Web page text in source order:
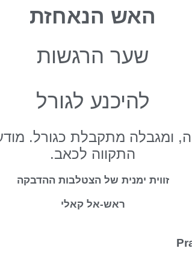
האש הנאחזת
שער הרגשות
להיכנע לגורל
ומגבלה מתקבלת כגורל.
התקווה לכאב.
זווית ימנית של הצטלבות ההדבקה
ראש-אל קאלי